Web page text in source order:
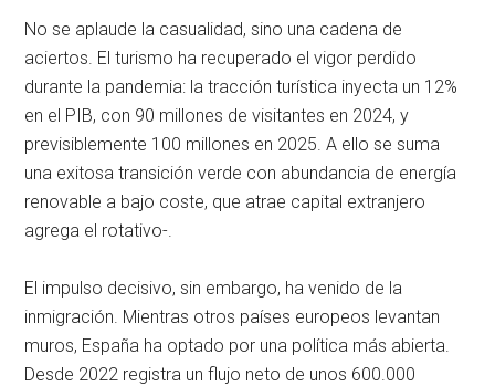
No se aplaude la casualidad, sino una cadena de
aciertos. El turismo ha recuperado el vigor perdido
durante la pandemia: la tracción turística inyecta un 12%
en el PIB, con 90 millones de visitantes en 2024, y
previsiblemente 100 millones en 2025. A ello se suma
una exitosa transición verde con abundancia de energía
renovable a bajo coste, que atrae capital extranjero
agrega el rotativo-.
El impulso decisivo, sin embargo, ha venido de la
inmigración. Mientras otros países europeos levantan
muros, España ha optado por una política más abierta.
Desde 2022 registra un flujo neto de unos 600.000